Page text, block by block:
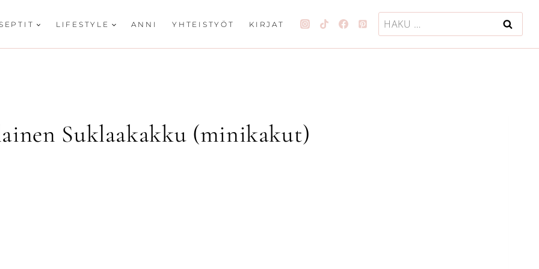
LIFESTYLE ANNI YHTEISTYÖT KIRJAT Haku:
Suklaakakku (minikakut)